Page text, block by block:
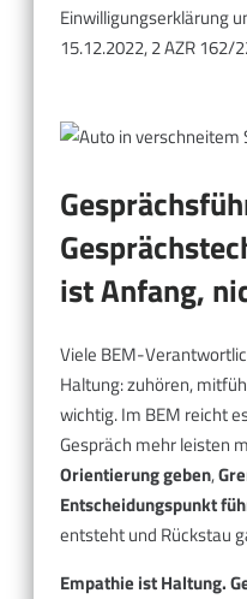
Einwilligungserklärung
15.12.2022, 2 AZR 162/
ist Anfang,
Viele BEM-
Haltung: zuhören,
wichtig. Im BEM reicht
Gespräch mehr leisten
Orientierung geben,
Entscheidungspunkt
entsteht und Rückstau
Empathie ist Haltung.